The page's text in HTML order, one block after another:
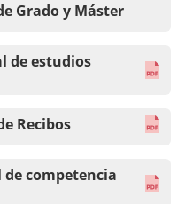
Grado y Máster
de estudios
Recibos
competencia